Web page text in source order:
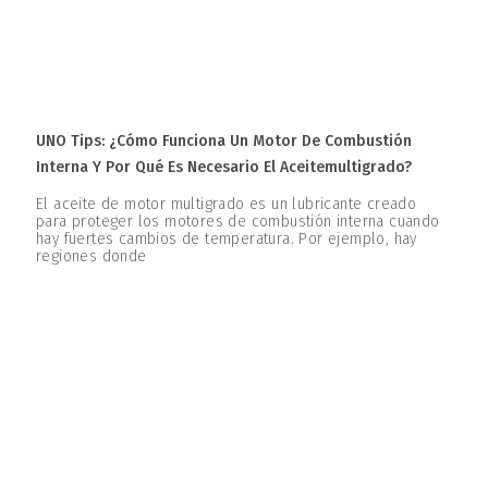
UNO Tips: ¿Cómo Funciona Un Motor De Combustión
Interna Y Por Qué Es Necesario El Aceitemultigrado?
El aceite de motor multigrado es un lubricante creado
para proteger los motores de combustión interna cuando
hay fuertes cambios de temperatura. Por ejemplo, hay
regiones donde